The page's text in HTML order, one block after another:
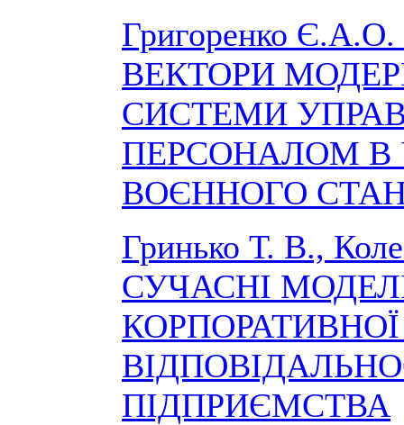
Григоренко
ВЕКТОРИ
СИСТЕМИ
ПЕРСОНАЛОМ
ВОЄННОГО
Гринько Т. В.,
СУЧАСНІ
ПІДПРИЄМСТВА